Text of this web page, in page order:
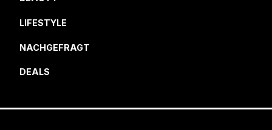
LIFESTYLE
NACHGEFRAGT
DEALS